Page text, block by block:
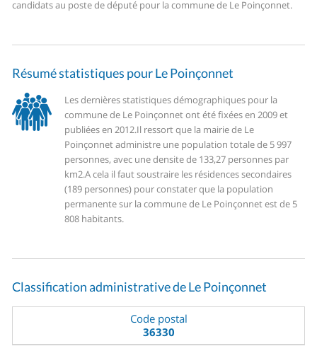
candidats au poste de député pour la commune de Le Poinçonnet.
Résumé statistiques pour Le Poinçonnet
Les dernières statistiques démographiques pour la
commune de Le Poinçonnet ont été fixées en 2009 et
publiées en 2012.Il ressort que la mairie de Le
Poinçonnet administre une population totale de 5 997
personnes, avec une densite de 133,27 personnes par
km2.A cela il faut soustraire les résidences secondaires
(189 personnes) pour constater que la population
permanente sur la commune de Le Poinçonnet est de 5
808 habitants.
Classification administrative de Le Poinçonnet
Code postal
36330